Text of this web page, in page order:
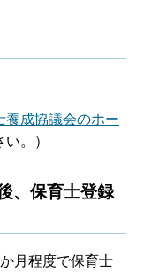
養成協議会のホー
い。）
、保育士登録
月程度で保育士